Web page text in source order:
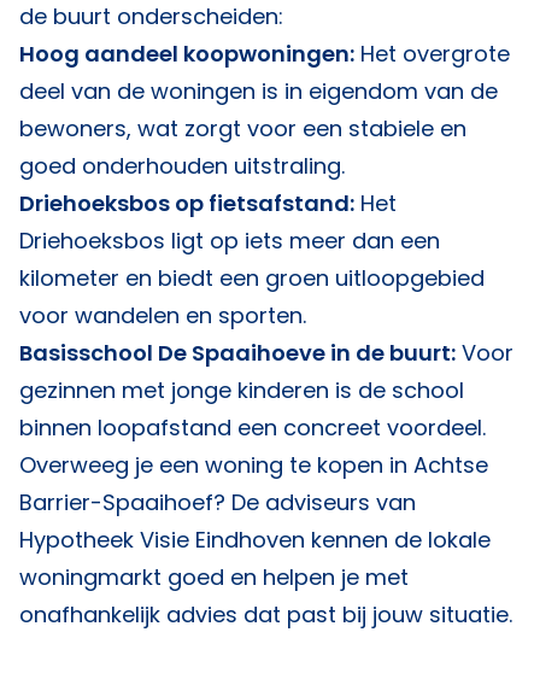
de buurt onderscheiden:
Hoog aandeel koopwoningen: Het overgrote
deel van de woningen is in eigendom van de
bewoners, wat zorgt voor een stabiele en
goed onderhouden uitstraling.
Driehoeksbos op fietsafstand: Het
Driehoeksbos ligt op iets meer dan een
kilometer en biedt een groen uitloopgebied
voor wandelen en sporten.
Basisschool De Spaaihoeve in de buurt: Voor
gezinnen met jonge kinderen is de school
binnen loopafstand een concreet voordeel.
Overweeg je een woning te kopen in Achtse
Barrier-Spaaihoef? De adviseurs van
Hypotheek Visie Eindhoven kennen de lokale
woningmarkt goed en helpen je met
onafhankelijk advies dat past bij jouw situatie.